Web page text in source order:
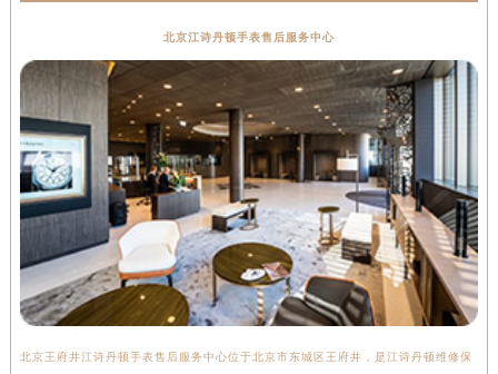
北京江诗丹顿手表售后服务中心
北京王府井江诗丹顿手表售后服务中心位于北京市东城区王府井，是江诗丹顿维修保